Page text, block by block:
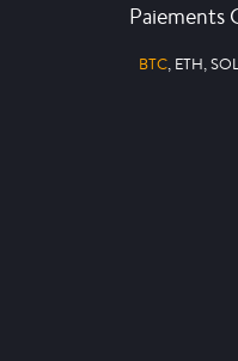
Paiements
BTC, ETH,